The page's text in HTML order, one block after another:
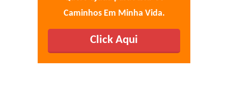
Caminhos Em Minha Vida.
Click Aqui